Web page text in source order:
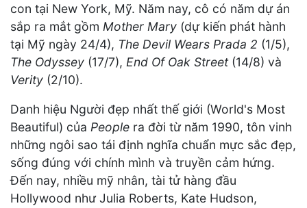
con tại New York, Mỹ. Năm nay, cô có năm dự án
sắp ra mắt gồm Mother Mary (dự kiến phát hành
tại Mỹ ngày 24/4), The Devil Wears Prada 2 (1/5),
The Odyssey (17/7), End Of Oak Street (14/8) và
Verity (2/10).
Danh hiệu Người đẹp nhất thế giới (World's Most
Beautiful) của People ra đời từ năm 1990, tôn vinh
những ngôi sao tái định nghĩa chuẩn mực sắc đẹp,
sống đúng với chính mình và truyền cảm hứng.
Đến nay, nhiều mỹ nhân, tài tử hàng đầu
Hollywood như Julia Roberts, Kate Hudson,